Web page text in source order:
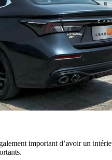
important d’avoir un